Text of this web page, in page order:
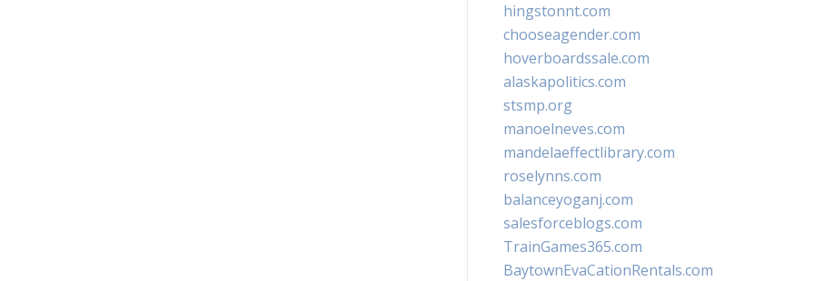
hingstonnt.com
chooseagender.com
hoverboardssale.com
alaskapolitics.com
stsmp.org
manoelneves.com
mandelaeffectlibrary.com
roselynns.com
balanceyoganj.com
salesforceblogs.com
TrainGames365.com
BaytownEvaCationRentals.com